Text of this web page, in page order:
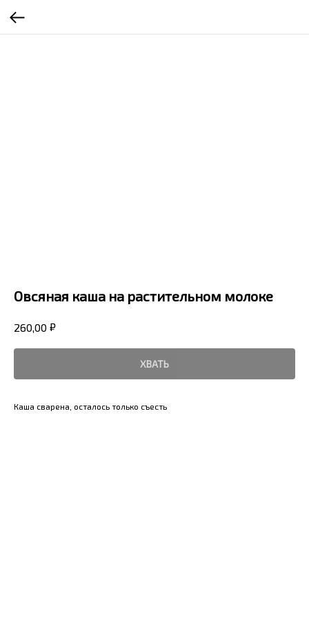
Овсяная каша на растительном молоке
260,00 ₽
ХВАТЬ
Каша сварена, осталось только съесть